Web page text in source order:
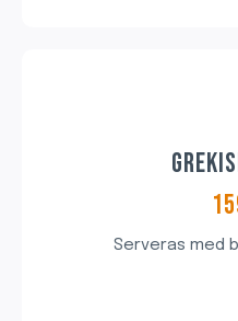
Serveras med